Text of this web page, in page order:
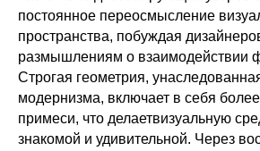
постоянное переосмысление
пространства, побуждая
размышлениям о взаимодействии
Строгая геометрия,
модернизма, включает в себя
примеси, что делаетвизуальную
знакомой и удивительной. Через